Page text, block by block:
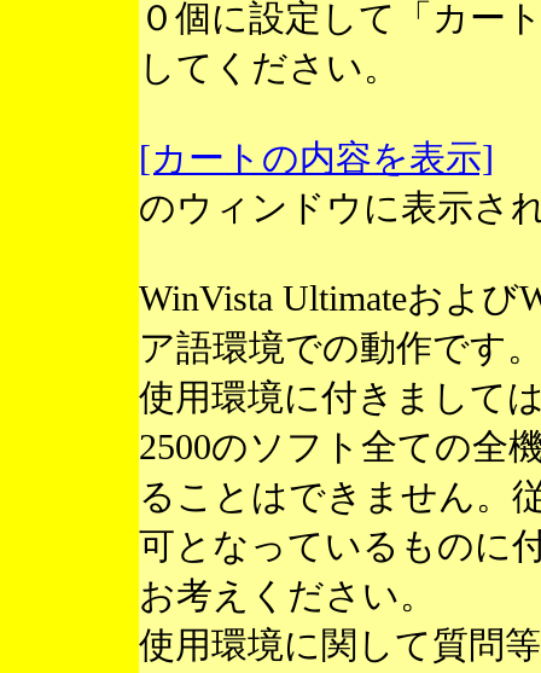
０個に設定して「カー
してください。
[カートの内容を表示]
のウィンドウに表示さ
WinVista Ultimateおよ
ア語環境での動作です
使用環境に付きまして
2500のソフト全ての全
ることはできません。
可となっているものに
お考えください。
使用環境に関して質問